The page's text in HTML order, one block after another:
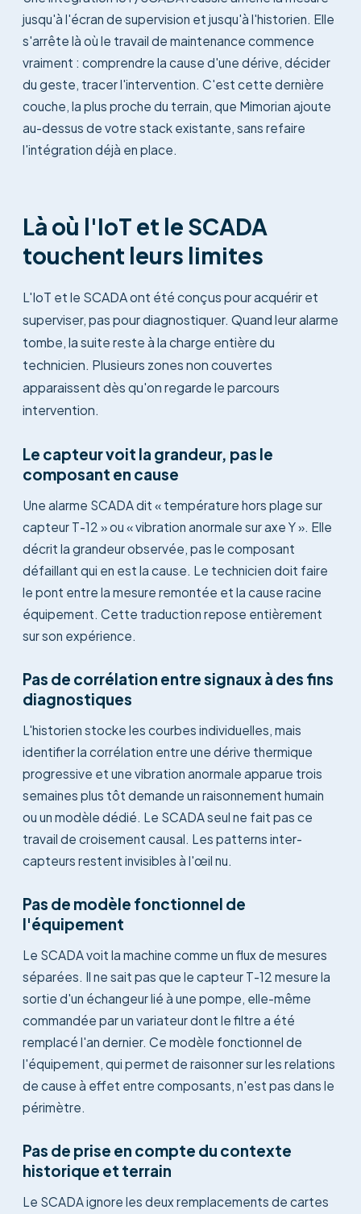
jusqu'à l'écran de supervision et jusqu'à l'historien. Elle
s'arrête là où le travail de maintenance commence
vraiment : comprendre la cause d'une dérive, décider
du geste, tracer l'intervention. C'est cette dernière
couche, la plus proche du terrain, que Mimorian ajoute
au-dessus de votre stack existante, sans refaire
l'intégration déjà en place.
Là où l'IoT et le SCADA
touchent leurs limites
L'IoT et le SCADA ont été conçus pour acquérir et
superviser, pas pour diagnostiquer. Quand leur alarme
tombe, la suite reste à la charge entière du
technicien. Plusieurs zones non couvertes
apparaissent dès qu'on regarde le parcours
intervention.
Le capteur voit la grandeur, pas le
composant en cause
Une alarme SCADA dit « température hors plage sur
capteur T-12 » ou « vibration anormale sur axe Y ». Elle
décrit la grandeur observée, pas le composant
défaillant qui en est la cause. Le technicien doit faire
le pont entre la mesure remontée et la cause racine
équipement. Cette traduction repose entièrement
sur son expérience.
Pas de corrélation entre signaux à des fins
diagnostiques
L'historien stocke les courbes individuelles, mais
identifier la corrélation entre une dérive thermique
progressive et une vibration anormale apparue trois
semaines plus tôt demande un raisonnement humain
ou un modèle dédié. Le SCADA seul ne fait pas ce
travail de croisement causal. Les patterns inter-
capteurs restent invisibles à l'œil nu.
Pas de modèle fonctionnel de
l'équipement
Le SCADA voit la machine comme un flux de mesures
séparées. Il ne sait pas que le capteur T-12 mesure la
sortie d'un échangeur lié à une pompe, elle-même
commandée par un variateur dont le filtre a été
remplacé l'an dernier. Ce modèle fonctionnel de
l'équipement, qui permet de raisonner sur les relations
de cause à effet entre composants, n'est pas dans le
périmètre.
Pas de prise en compte du contexte
historique et terrain
Le SCADA ignore les deux remplacements de cartes